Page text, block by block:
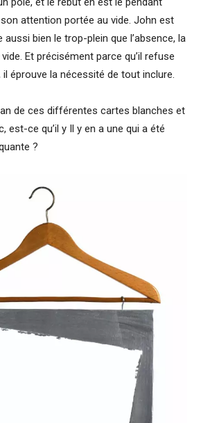
attention portée au vide. John est
bien le trop-plein que l’absence, la
Et précisément parce qu’il refuse
éprouve la nécessité de tout inclure.
de ces différentes cartes blanches et
est-ce qu’il y Il y en a une qui a été
?